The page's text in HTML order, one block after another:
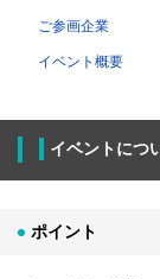
ご参画企業
イベント概要
イベントにつ
ポイント